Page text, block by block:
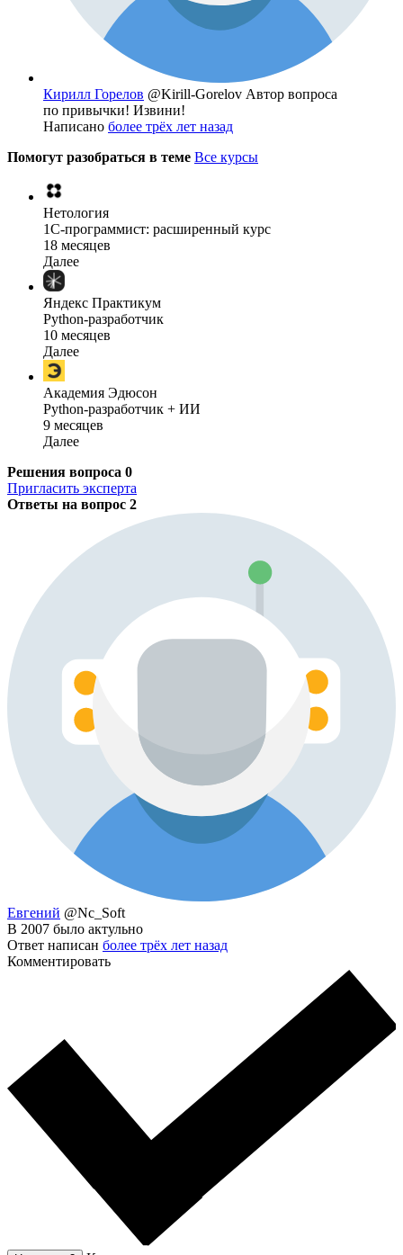
Кирилл Горелов @Kirill-Gorelov Автор вопроса
по привычки! Извини!
Написано более трёх лет назад
Помогут разобраться в теме Все курсы
Нетология
1C-программист: расширенный курс
18 месяцев
Далее
Яндекс Практикум
Python-разработчик
10 месяцев
Далее
Академия Эдюсон
Python-разработчик + ИИ
9 месяцев
Далее
Решения вопроса 0
Пригласить эксперта
Ответы на вопрос 2
Евгений @Nc_Soft
В 2007 было актульно
Ответ написан более трёх лет назад
Комментировать